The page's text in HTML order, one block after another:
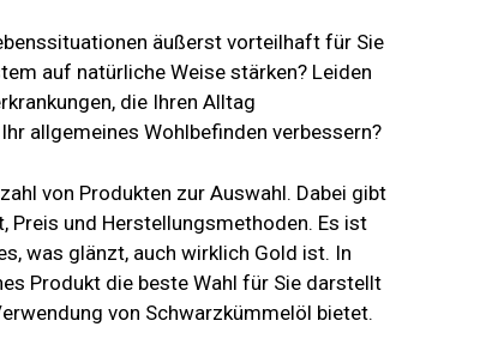
äußerst vorteilhaft für Sie
auf natürliche Weise stärken? Leiden
die Ihren Alltag
allgemeines Wohlbefinden verbessern?
von Produkten zur Auswahl. Dabei gibt
Preis und Herstellungsmethoden. Es ist
was glänzt, auch wirklich Gold ist. In
Produkt die beste Wahl für Sie darstellt
von Schwarzkümmelöl bietet.